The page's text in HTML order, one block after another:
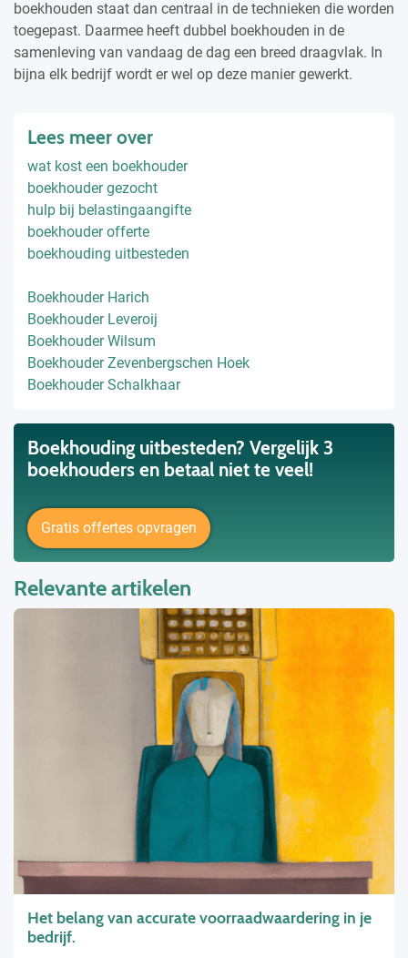
boekhouden staat dan centraal in de technieken die worden
toegepast. Daarmee heeft dubbel boekhouden in de
samenleving van vandaag de dag een breed draagvlak. In
bijna elk bedrijf wordt er wel op deze manier gewerkt.
Lees meer over
wat kost een boekhouder
boekhouder gezocht
hulp bij belastingaangifte
boekhouder offerte
boekhouding uitbesteden
Boekhouder Harich
Boekhouder Leveroij
Boekhouder Wilsum
Boekhouder Zevenbergschen Hoek
Boekhouder Schalkhaar
Boekhouding uitbesteden? Vergelijk 3
boekhouders en betaal niet te veel!
Gratis offertes opvragen
Relevante artikelen
Het belang van accurate voorraadwaardering in je
bedrijf.